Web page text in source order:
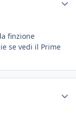
finzione
se vedi il Prime